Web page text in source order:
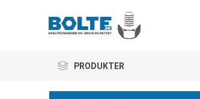
PRODUKTER